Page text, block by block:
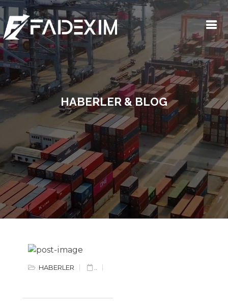
HABERLER & BLOG
HABERLER